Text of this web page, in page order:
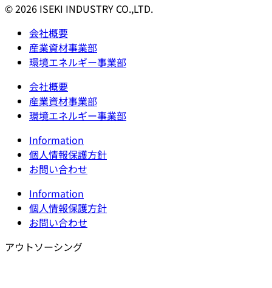
© 2026 ISEKI INDUSTRY CO.,LTD.
会社概要
産業資材事業部
環境エネルギー事業部
会社概要
産業資材事業部
環境エネルギー事業部
Information
個人情報保護方針
お問い合わせ
Information
個人情報保護方針
お問い合わせ
アウトソーシング